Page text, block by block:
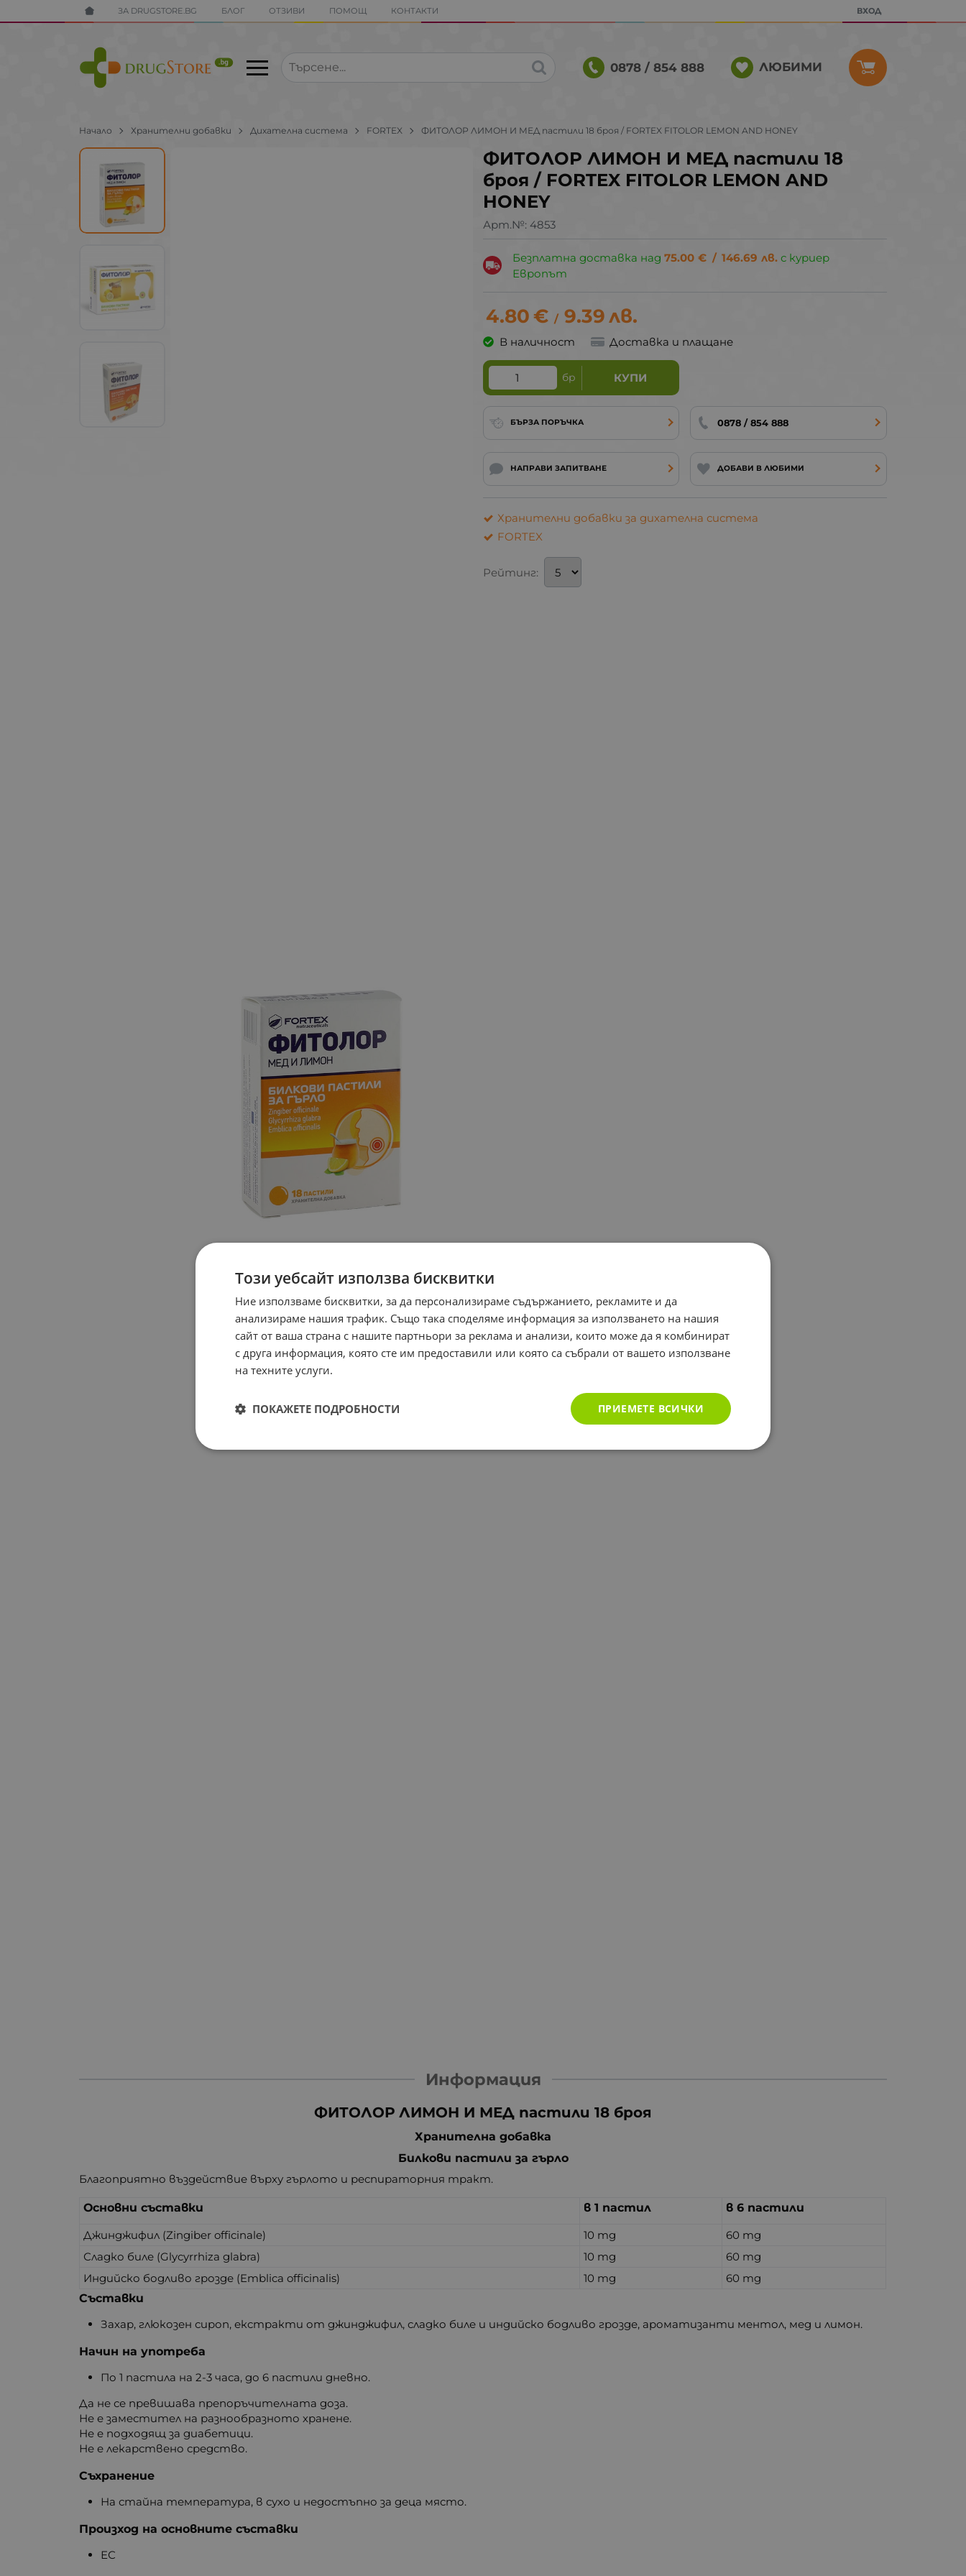
ЗА DRUGSTORE.BG БЛОГ ОТЗИВИ ПОМОЩ КОНТАКТИ ВХОД
0878 / 854 888 ЛЮБИМИ
Начало Хранителни добавки Дихателна система FORTEX ФИТОЛОР ЛИМОН И МЕД пастили 18 броя / FORTEX FITOLOR LEMON AND HONEY
ФИТОЛОР ЛИМОН И МЕД пастили 18
броя / FORTEX FITOLOR LEMON AND
HONEY
Арт.№: 4853
Безплатна доставка над75.00 € / 146.69 лв. с куриер
Европът
4.80€ / 9.39лв.
В наличност Доставка и плащане
бр КУПИ
БЪРЗА ПОРЪЧКА 0878 / 854 888
НАПРАВИ ЗАПИТВАНЕ ДОБАВИ В ЛЮБИМИ
Хранителни добавки за дихателна система
FORTEX
Рейтинг:
Информация
ФИТОЛОР ЛИМОН И МЕД пастили 18 броя
Хранителна добавка
Билкови пастили за гърло
Благоприятно въздействие върху гърлото и респираторния тракт.
Основни съставки в 1 пастил
в 6 пастили
Джинджифил (Zingiber officinale)
10 mg
60 mg
Сладко биле (Glycyrrhiza glabra)
10 mg
60 mg
Индийско бодливо грозде (Emblica officinalis)
10 mg
60 mg
Съставки
Захар, глюкозен сироп, екстракти от джинджифил, сладко биле и индийско бодливо грозде, ароматизанти ментол, мед и лимон.
Начин на употреба
По 1 пастила на 2-3 часа, до 6 пастили дневно.
Да не се превишава препоръчителната доза.
Не е заместител на разнообразното хранене.
Не е подходящ за диабетици.
Не е лекарствено средство.
Съхранение
На стайна температура, в сухо и недостъпно за деца място.
Произход на основните съставки
ЕС
Този уебсайт използва бисквитки
Ние използваме бисквитки, за да персонализираме съдържанието, рекламите и да
анализираме нашия трафик. Също така споделяме информация за използването на нашия
сайт от ваша страна с нашите партньори за реклама и анализи, които може да я комбинират
с друга информация, която сте им предоставили или която са събрали от вашето използване
на техните услуги.
ПРИЕМЕТЕ ВСИЧКИ
ПОКАЖЕТЕ ПОДРОБНОСТИ